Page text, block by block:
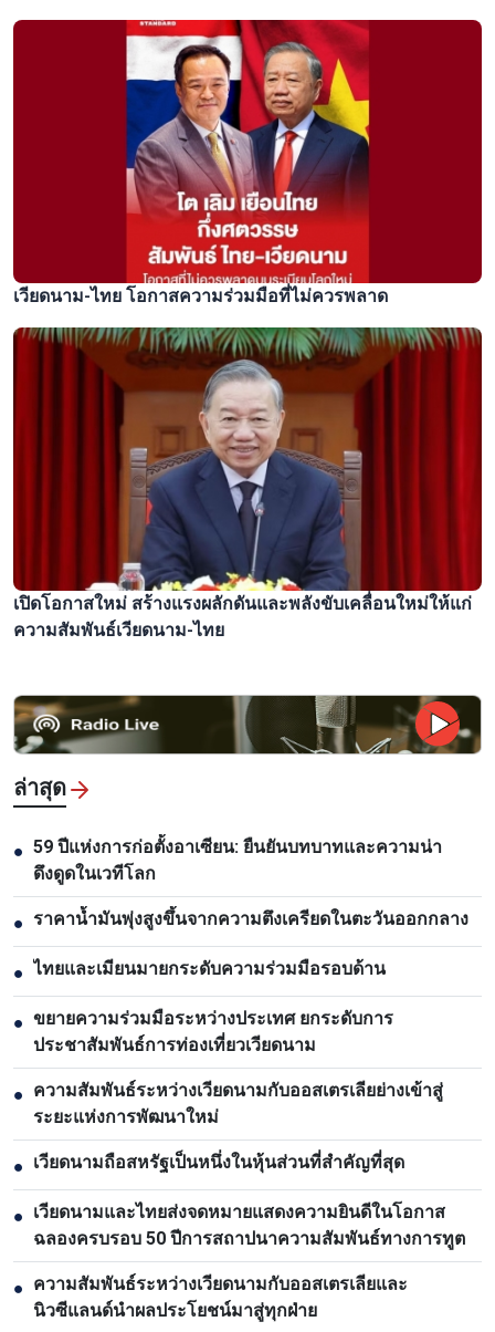
เวียดนาม-ไทย โอกาสความร่วมมือที่ไม่ควรพลาด
เปิดโอกาสใหม่ สร้างแรงผลักดันและพลังขับเคลื่อนใหม่ให้แก่
ความสัมพันธ์เวียดนาม-ไทย
ล่าสุด
● 59 ปีแห่งการก่อตั้งอาเซียน: ยืนยันบทบาทและความน่า
ดึงดูดในเวทีโลก
● ราคาน้ำมันพุ่งสูงขึ้นจากความตึงเครียดในตะวันออกกลาง
● ไทยและเมียนมายกระดับความร่วมมือรอบด้าน
● ขยายความร่วมมือระหว่างประเทศ ยกระดับการ
ประชาสัมพันธ์การท่องเที่ยวเวียดนาม
● ความสัมพันธ์ระหว่างเวียดนามกับออสเตรเลียย่างเข้าสู่
ระยะแห่งการพัฒนาใหม่
● เวียดนามถือสหรัฐเป็นหนึ่งในหุ้นส่วนที่สำคัญที่สุด
● เวียดนามและไทยส่งจดหมายแสดงความยินดีในโอกาส
ฉลองครบรอบ 50 ปีการสถาปนาความสัมพันธ์ทางการทูต
● ความสัมพันธ์ระหว่างเวียดนามกับออสเตรเลียและ
นิวซีแลนด์นำผลประโยชน์มาสู่ทุกฝ่าย